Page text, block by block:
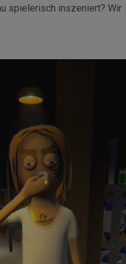
spielerisch inszeniert? Wir